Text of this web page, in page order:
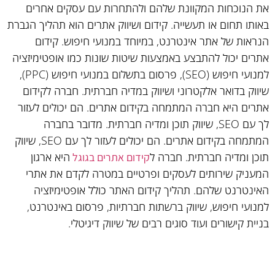
את הנוכחות המקוונת שלהם ולהתחרות עם עסקים אחרים
באותו תחום או תעשייה. קידום ושיווק אתרים הוא תהליך הגברת
הנראות של אתר אינטרנט, במיוחד במנועי חיפוש. קידום
אתרים יכול להתבצע באמצעות שיטות שונות כמו אופטימיזציה
למנועי חיפוש (SEO), פרסום בתשלום במנועי חיפוש (PPC),
שיווק בדואר אלקטרוני ושיווק במדיה חברתית. חברה לקידום
אתרים היא חברה המתמחה בקידום אתרים. הם יכולים לעזור
לך עם SEO, שיווק תוכן ומדיה חברתית. מדובר בחברה
המתמחה בקידום אתרים. הם יכולים לעזור לך עם SEO, שיווק
תוכן ומדיה חברתית. חברה לקידום אתרים בגוגל היא ארגון
המעניק שירותים לעסקים ופרטיים במטרה לקדם את אתרי
האינטרנט שלהם. תהליך קידום האתר כולל אופטימיזציה
למנועי חיפוש, שיווק ברשתות חברתיות, פרסום באינטרנט,
בניית קישורים ועוד סוגים רבים של שיווק דיגיטלי.